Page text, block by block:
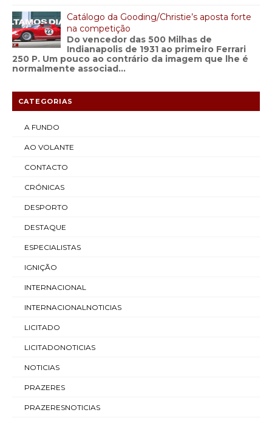
Catálogo da Gooding/Christie’s aposta forte
na competição
Do vencedor das 500 Milhas de
Indianapolis de 1931 ao primeiro Ferrari
250 P. Um pouco ao contrário da imagem que lhe é
normalmente associad...
CATEGORIAS
A FUNDO
AO VOLANTE
CONTACTO
CRÓNICAS
DESPORTO
DESTAQUE
ESPECIALISTAS
IGNIÇÃO
INTERNACIONAL
INTERNACIONALNOTICIAS
LICITADO
LICITADONOTICIAS
NOTICIAS
PRAZERES
PRAZERESNOTICIAS